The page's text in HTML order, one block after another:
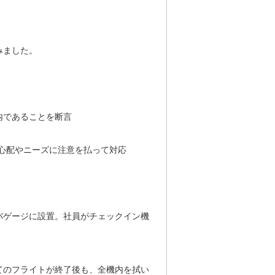
した。
であることを断言
配やニーズに注意を払って対応
ージに設置。社員がチェックイン機
フライトが終了後も、全機内を拭い